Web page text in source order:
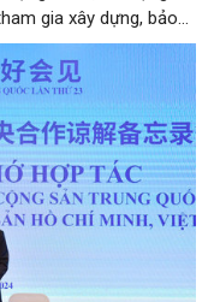
gia xây dựng, bảo
tế thanh niên;
các mục tiêu nghị
tới nhiệm kỳ khóa XIII
trẻ Việt Nam tiên